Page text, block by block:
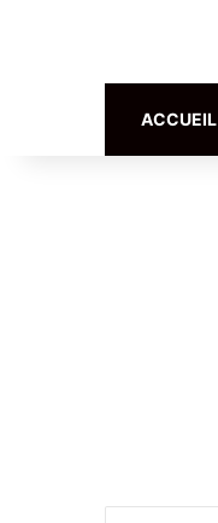
ACCUEIL